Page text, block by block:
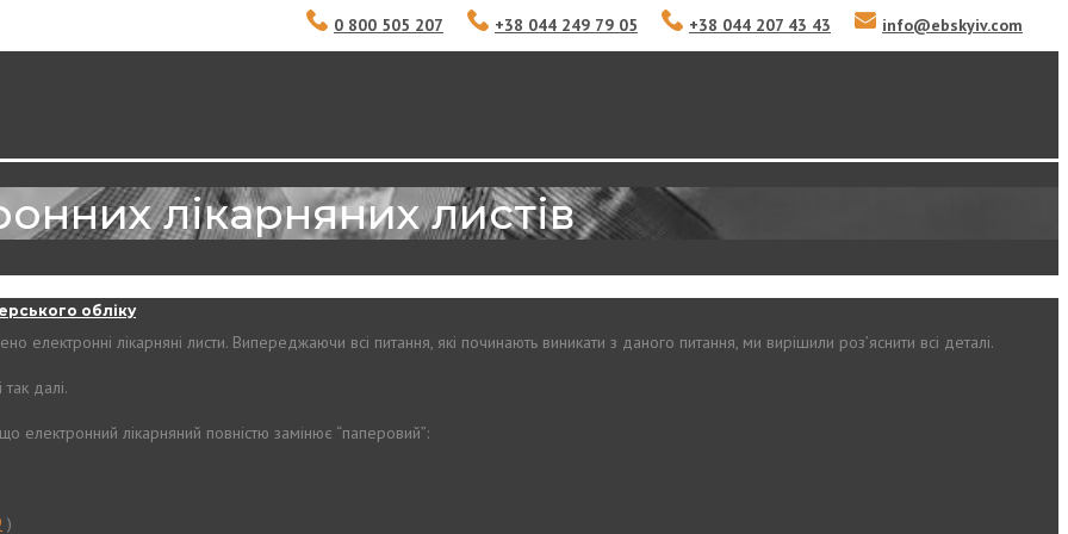
0 800 505 207 +38 044 249 79 05 +38 044 207 43 43 info@ebskyiv.com
обліку
лікарняних листів
електронні лікарняні листи. Випереджаючи всі питання, які починають виникати з даного питання, ми вирішили роз’яснити всі деталі.
далі.
лікарняний повністю замінює “паперовий”:
)